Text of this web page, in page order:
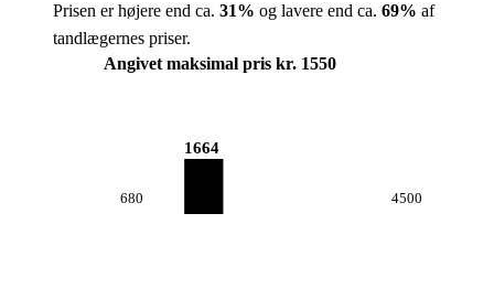
Prisen er højere end ca. 31% og lavere end ca. 69% af
tandlægernes priser.
Angivet maksimal pris kr. 1550
680
1664
4500